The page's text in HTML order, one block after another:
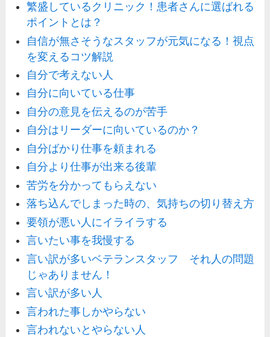
繁盛しているクリニック！患者さんに選ばれる
ポイントとは？
自信が無さそうなスタッフが元気になる！視点
を変えるコツ解説
自分で考えない人
自分に向いている仕事
自分の意見を伝えるのが苦手
自分はリーダーに向いているのか？
自分ばかり仕事を頼まれる
自分より仕事が出来る後輩
苦労を分かってもらえない
落ち込んでしまった時の、気持ちの切り替え方
要領が悪い人にイライラする
言いたい事を我慢する
言い訳が多いベテランスタッフ それ人の問題
じゃありません！
言い訳が多い人
言われた事しかやらない
言われないとやらない人